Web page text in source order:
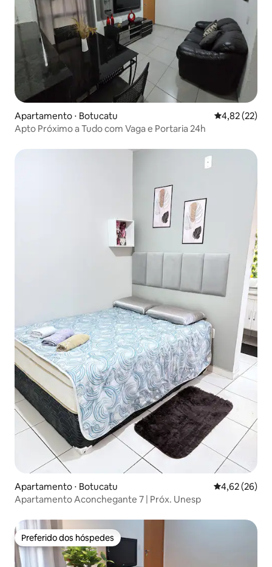
Apartamento ⋅ Botucatu 4,82 de uma
4,82 (22)
Apto Próximo a Tudo com Vaga e Portaria 24h
Apartamento ⋅ Botucatu 4,62 de uma
4,62 (26)
Apartamento Aconchegante 7 | Próx. Unesp
Preferido dos hóspedes
Preferido dos hóspedes